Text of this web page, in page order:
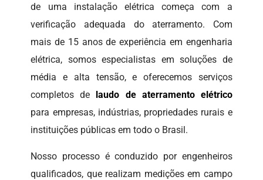
de uma instalação elétrica começa com a
verificação adequada do aterramento. Com
mais de 15 anos de experiência em engenharia
elétrica, somos especialistas em soluções de
média e alta tensão, e oferecemos serviços
completos de laudo de aterramento elétrico
para empresas, indústrias, propriedades rurais e
instituições públicas em todo o Brasil.
Nosso processo é conduzido por engenheiros
qualificados, que realizam medições em campo